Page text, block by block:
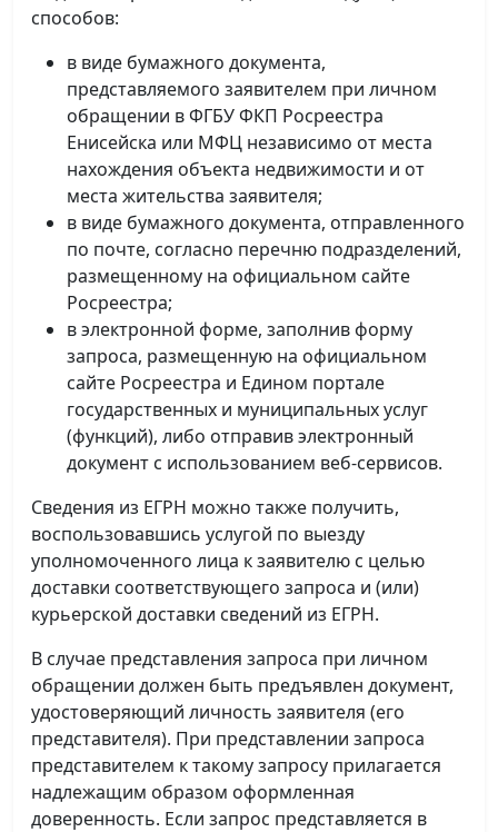
способов:
в виде бумажного документа,
представляемого заявителем при личном
обращении в ФГБУ ФКП Росреестра
Енисейска или МФЦ независимо от места
нахождения объекта недвижимости и от
места жительства заявителя;
в виде бумажного документа, отправленного
по почте, согласно перечню подразделений,
размещенному на официальном сайте
Росреестра;
в электронной форме, заполнив форму
запроса, размещенную на официальном
сайте Росреестра и Едином портале
государственных и муниципальных услуг
(функций), либо отправив электронный
документ с использованием веб-сервисов.
Сведения из ЕГРН можно также получить,
воспользовавшись услугой по выезду
уполномоченного лица к заявителю с целью
доставки соответствующего запроса и (или)
курьерской доставки сведений из ЕГРН.
В случае представления запроса при личном
обращении должен быть предъявлен документ,
удостоверяющий личность заявителя (его
представителя). При представлении запроса
представителем к такому запросу прилагается
надлежащим образом оформленная
доверенность. Если запрос представляется в